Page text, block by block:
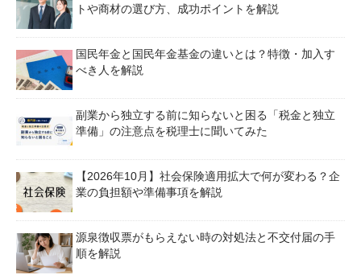
トや商材の選び方、成功ポイントを解説
国民年金と国民年金基金の違いとは？特徴・加入す
べき人を解説
副業から独立する前に知らないと困る「税金と独立
準備」の注意点を税理士に聞いてみた
【2026年10月】社会保険適用拡大で何が変わる？企
業の負担額や準備事項を解説
源泉徴収票がもらえない時の対処法と不交付届の手
順を解説